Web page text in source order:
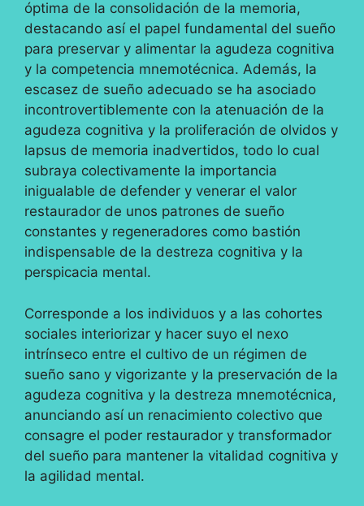
óptima de la consolidación de la memoria,
destacando así el papel fundamental del sueño
para preservar y alimentar la agudeza cognitiva
y la competencia mnemotécnica. Además, la
escasez de sueño adecuado se ha asociado
incontrovertiblemente con la atenuación de la
agudeza cognitiva y la proliferación de olvidos y
lapsus de memoria inadvertidos, todo lo cual
subraya colectivamente la importancia
inigualable de defender y venerar el valor
restaurador de unos patrones de sueño
constantes y regeneradores como bastión
indispensable de la destreza cognitiva y la
perspicacia mental.
Corresponde a los individuos y a las cohortes
sociales interiorizar y hacer suyo el nexo
intrínseco entre el cultivo de un régimen de
sueño sano y vigorizante y la preservación de la
agudeza cognitiva y la destreza mnemotécnica,
anunciando así un renacimiento colectivo que
consagre el poder restaurador y transformador
del sueño para mantener la vitalidad cognitiva y
la agilidad mental.